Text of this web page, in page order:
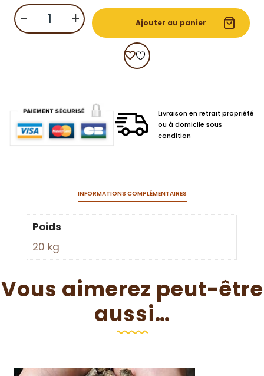
-
quantité
Maïs
Floconné
+ Ajouter au panier
Livraison en retrait propriété
ou à domicile sous
condition
INFORMATIONS COMPLÉMENTAIRES
Poids
20 kg
Vous aimerez peut-être
aussi…